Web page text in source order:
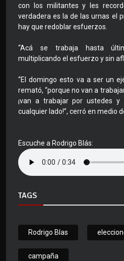
con los militantes y les
verdadera es la de las urnas el
hay que redoblar esfuerzos.
“Acá se trabaja hasta
multiplicando el esfuerzo y sin
“El domingo esto va a ser un
remató, “porque no van a
¡van a trabajar por ustedes
cualquier lado!”, cerró en medio
Escuche a Rodrigo Blás:
TAGS
Rodrigo Blas
campaña